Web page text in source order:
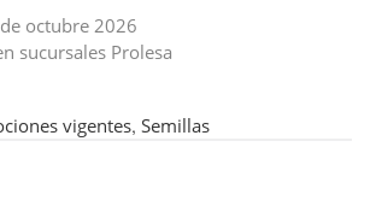
octubre 2026
sucursales Prolesa
vigentes, Semillas